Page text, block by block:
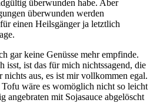
überwunden habe. Aber
überwunden werden
einen Heilsgänger ja letztlich
gar keine Genüsse mehr empfinde.
isst, ist das für mich nichtssagend, die
nichts aus, es ist mir vollkommen egal.
wäre es womöglich nicht so leicht
angebraten mit Sojasauce abgelöscht